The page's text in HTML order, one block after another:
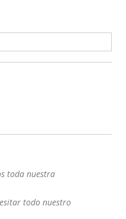
toda nuestra
todo nuestro